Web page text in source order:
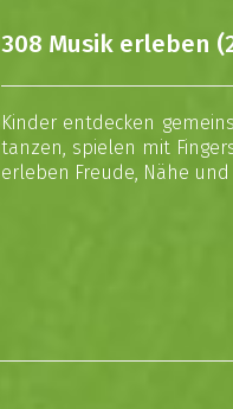
308 Musik erleben
Kinder entdecken
tanzen, spielen mit
erleben Freude, Nähe